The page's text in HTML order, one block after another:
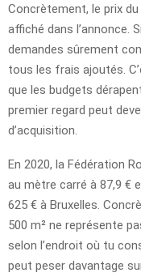
Concrètement, le prix
affiché dans l’annonce.
demandes sûrement
tous les frais ajoutés.
que les budgets
premier regard peut
d’acquisition.
En 2020, la Fédération
au mètre carré à 87,9 €
625 € à Bruxelles.
500 m² ne représente
selon l’endroit où tu
peut peser davantage